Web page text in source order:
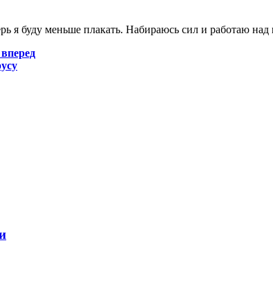
я буду меньше плакать. Набираюсь сил и работаю над